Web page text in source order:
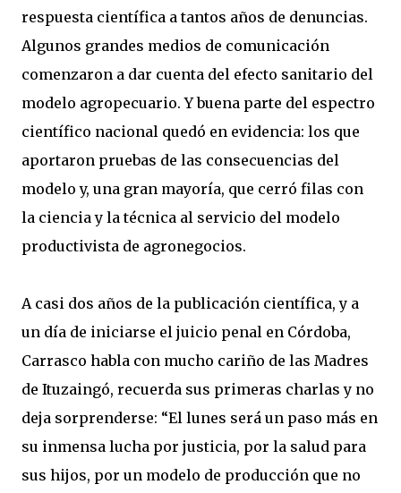
respuesta científica a tantos años de denuncias.
Algunos grandes medios de comunicación
comenzaron a dar cuenta del efecto sanitario del
modelo agropecuario. Y buena parte del espectro
científico nacional quedó en evidencia: los que
aportaron pruebas de las consecuencias del
modelo y, una gran mayoría, que cerró filas con
la ciencia y la técnica al servicio del modelo
productivista de agronegocios.
A casi dos años de la publicación científica, y a
un día de iniciarse el juicio penal en Córdoba,
Carrasco habla con mucho cariño de las Madres
de Ituzaingó, recuerda sus primeras charlas y no
deja sorprenderse: “El lunes será un paso más en
su inmensa lucha por justicia, por la salud para
sus hijos, por un modelo de producción que no